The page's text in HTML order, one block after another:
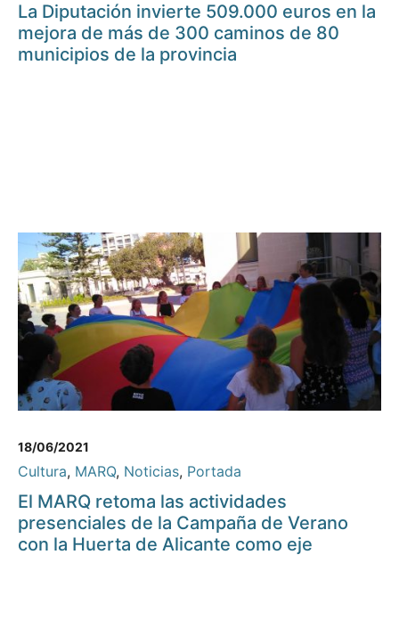
La Diputación invierte 509.000 euros en la
mejora de más de 300 caminos de 80
municipios de la provincia
18/06/2021
Cultura, MARQ, Noticias, Portada
El MARQ retoma las actividades
presenciales de la Campaña de Verano
con la Huerta de Alicante como eje